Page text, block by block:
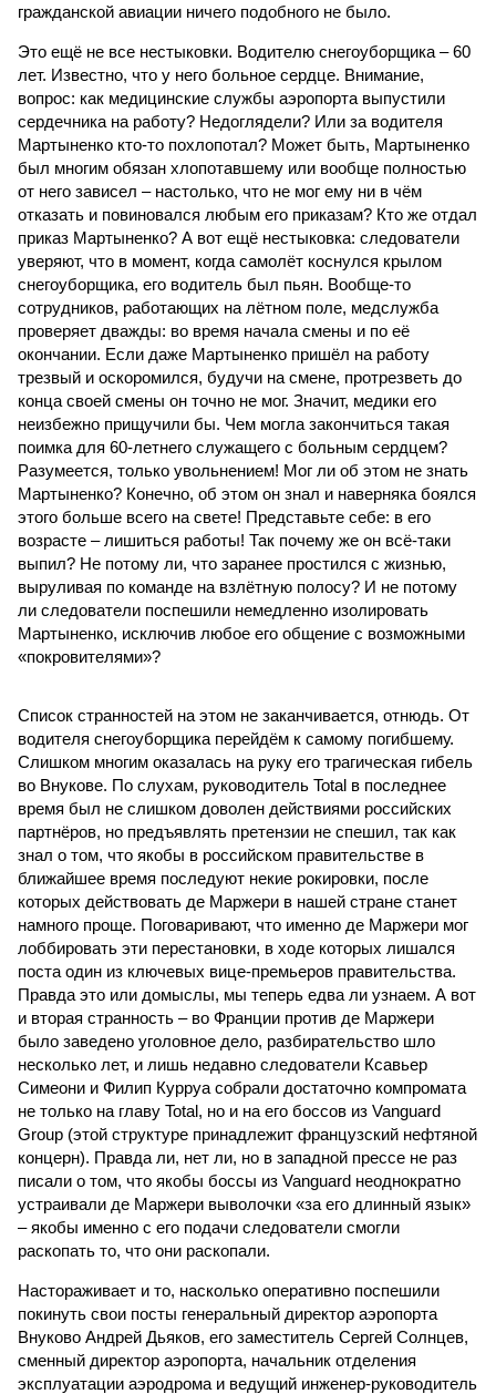
гражданской авиации ничего подобного не было.
Это ещё не все нестыковки. Водителю снегоуборщика – 60
лет. Известно, что у него больное сердце. Внимание,
вопрос: как медицинские службы аэропорта выпустили
сердечника на работу? Недоглядели? Или за водителя
Мартыненко кто-то похлопотал? Может быть, Мартыненко
был многим обязан хлопотавшему или вообще полностью
от него зависел – настолько, что не мог ему ни в чём
отказать и повиновался любым его приказам? Кто же отдал
приказ Мартыненко? А вот ещё нестыковка: следователи
уверяют, что в момент, когда самолёт коснулся крылом
снегоуборщика, его водитель был пьян. Вообще-то
сотрудников, работающих на лётном поле, медслужба
проверяет дважды: во время начала смены и по её
окончании. Если даже Мартыненко пришёл на работу
трезвый и оскоромился, будучи на смене, протрезветь до
конца своей смены он точно не мог. Значит, медики его
неизбежно прищучили бы. Чем могла закончиться такая
поимка для 60-летнего служащего с больным сердцем?
Разумеется, только увольнением! Мог ли об этом не знать
Мартыненко? Конечно, об этом он знал и наверняка боялся
этого больше всего на свете! Представьте себе: в его
возрасте – лишиться работы! Так почему же он всё-таки
выпил? Не потому ли, что заранее простился с жизнью,
выруливая по команде на взлётную полосу? И не потому
ли следователи поспешили немедленно изолировать
Мартыненко, исключив любое его общение с возможными
«покровителями»?
Список странностей на этом не заканчивается, отнюдь. От
водителя снегоуборщика перейдём к самому погибшему.
Слишком многим оказалась на руку его трагическая гибель
во Внукове. По слухам, руководитель Total в последнее
время был не слишком доволен действиями российских
партнёров, но предъявлять претензии не спешил, так как
знал о том, что якобы в российском правительстве в
ближайшее время последуют некие рокировки, после
которых действовать де Маржери в нашей стране станет
намного проще. Поговаривают, что именно де Маржери мог
лоббировать эти перестановки, в ходе которых лишался
поста один из ключевых вице-премьеров правительства.
Правда это или домыслы, мы теперь едва ли узнаем. А вот
и вторая странность – во Франции против де Маржери
было заведено уголовное дело, разбирательство шло
несколько лет, и лишь недавно следователи Ксавьер
Симеони и Филип Курруа собрали достаточно компромата
не только на главу Total, но и на его боссов из Vanguard
Group (этой структуре принадлежит французский нефтяной
концерн). Правда ли, нет ли, но в западной прессе не раз
писали о том, что якобы боссы из Vanguard неоднократно
устраивали де Маржери выволочки «за его длинный язык»
– якобы именно с его подачи следователи смогли
раскопать то, что они раскопали.
Настораживает и то, насколько оперативно поспешили
покинуть свои посты генеральный директор аэропорта
Внуково Андрей Дьяков, его заместитель Сергей Солнцев,
сменный директор аэропорта, начальник отделения
эксплуатации аэродрома и ведущий инженер-руководитель